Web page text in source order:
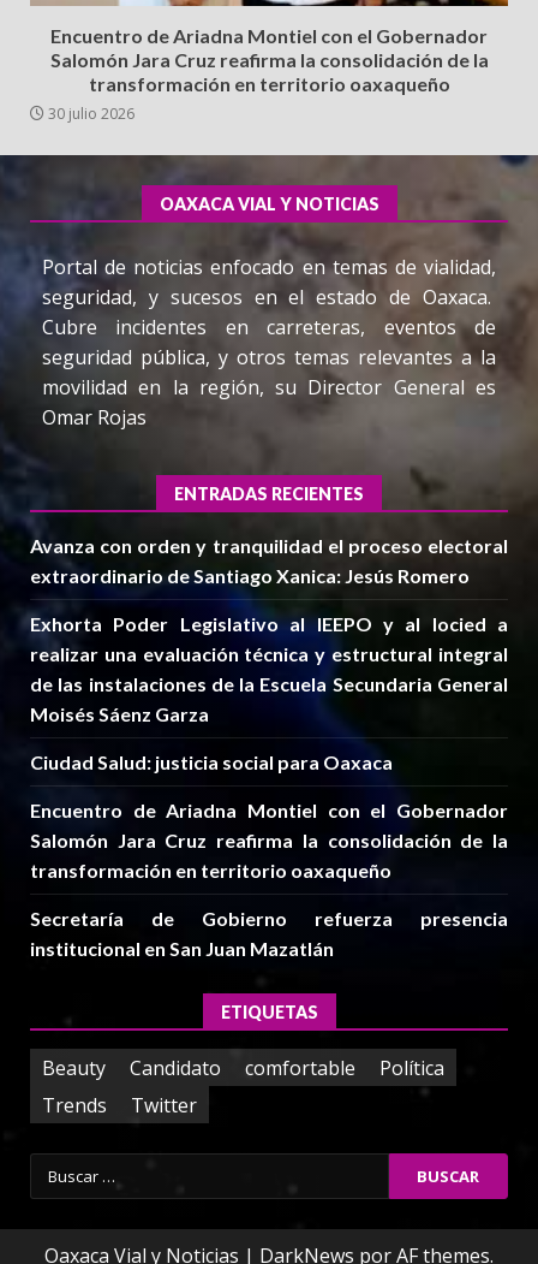
Encuentro de Ariadna Montiel con el Gobernador
Salomón Jara Cruz reafirma la consolidación de la
transformación en territorio oaxaqueño
30 julio 2026
OAXACA VIAL Y NOTICIAS
Portal de noticias enfocado en temas de vialidad,
seguridad, y sucesos en el estado de Oaxaca.
Cubre incidentes en carreteras, eventos de
seguridad pública, y otros temas relevantes a la
movilidad en la región, su Director General es
Omar Rojas
ENTRADAS RECIENTES
Avanza con orden y tranquilidad el proceso electoral
extraordinario de Santiago Xanica: Jesús Romero
Exhorta Poder Legislativo al IEEPO y al Iocied a
realizar una evaluación técnica y estructural integral
de las instalaciones de la Escuela Secundaria General
Moisés Sáenz Garza
Ciudad Salud: justicia social para Oaxaca
Encuentro de Ariadna Montiel con el Gobernador
Salomón Jara Cruz reafirma la consolidación de la
transformación en territorio oaxaqueño
Secretaría de Gobierno refuerza presencia
institucional en San Juan Mazatlán
ETIQUETAS
Beauty Candidato comfortable
Política
Trends
Twitter
Buscar:
Oaxaca Vial y Noticias | DarkNews por AF themes.